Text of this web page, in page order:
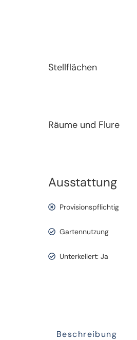
Stellflächen
Räume und Flure
Ausstattung
Provisionspflichtig
Gartennutzung
Unterkellert: Ja
Beschreibung